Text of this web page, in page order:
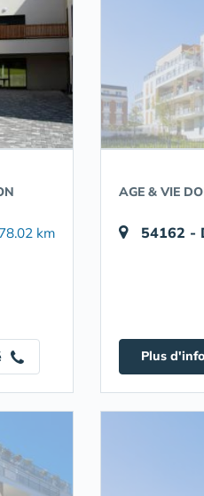
km
AGE & VIE
54162 -
Plus